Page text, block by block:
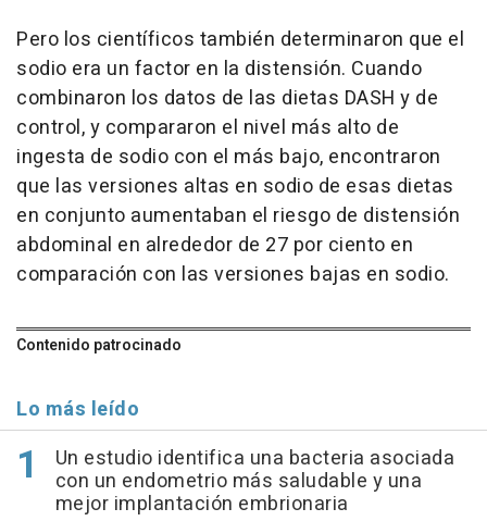
Pero los científicos también determinaron que el
sodio era un factor en la distensión. Cuando
combinaron los datos de las dietas DASH y de
control, y compararon el nivel más alto de
ingesta de sodio con el más bajo, encontraron
que las versiones altas en sodio de esas dietas
en conjunto aumentaban el riesgo de distensión
abdominal en alrededor de 27 por ciento en
comparación con las versiones bajas en sodio.
Contenido patrocinado
Lo más leído
Un estudio identifica una bacteria asociada
con un endometrio más saludable y una
mejor implantación embrionaria